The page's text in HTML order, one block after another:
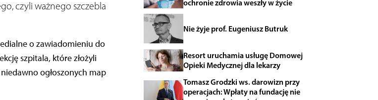
czyli ważnego szczebla
o zawiadomieniu do
szpitala, które złożyli
ogłoszonych map
ochronie zdrowia weszły w życie
Nie żyje prof. Eugeniusz Butruk
Resort uruchamia usługę Domowej
Opieki Medycznej dla lekarzy
Tomasz Grodzki ws. darowizn przy
operacjach: Wpłaty na fundację nie